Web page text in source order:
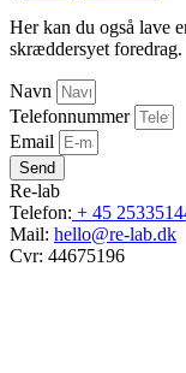
Her kan du også lave
skræddersyet foredrag.
Navn
Telefonnummer
Email
Send
Re-lab
Telefon: + 45
Mail: hello@re-lab.dk
Cvr: 44675196